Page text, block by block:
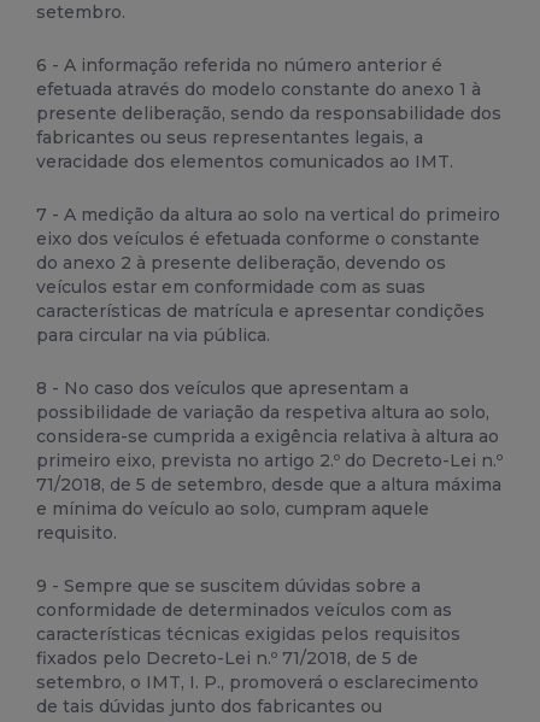
setembro.
6 - A informação referida no número anterior é
efetuada através do modelo constante do anexo 1 à
presente deliberação, sendo da responsabilidade dos
fabricantes ou seus representantes legais, a
veracidade dos elementos comunicados ao IMT.
7 - A medição da altura ao solo na vertical do primeiro
eixo dos veículos é efetuada conforme o constante
do anexo 2 à presente deliberação, devendo os
veículos estar em conformidade com as suas
características de matrícula e apresentar condições
para circular na via pública.
8 - No caso dos veículos que apresentam a
possibilidade de variação da respetiva altura ao solo,
considera-se cumprida a exigência relativa à altura ao
primeiro eixo, prevista no artigo 2.º do Decreto-Lei n.º
71/2018, de 5 de setembro, desde que a altura máxima
e mínima do veículo ao solo, cumpram aquele
requisito.
9 - Sempre que se suscitem dúvidas sobre a
conformidade de determinados veículos com as
características técnicas exigidas pelos requisitos
fixados pelo Decreto-Lei n.º 71/2018, de 5 de
setembro, o IMT, I. P., promoverá o esclarecimento
de tais dúvidas junto dos fabricantes ou